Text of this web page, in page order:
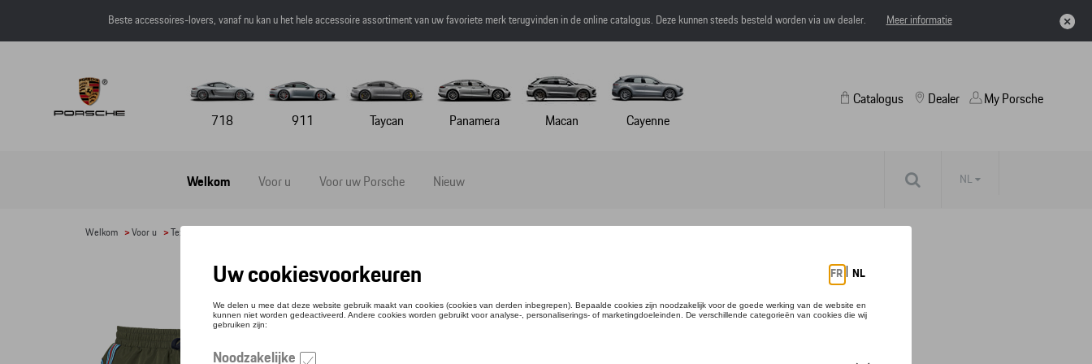
Beste accessoires-lovers, vanaf nu kan u het hele accessoire assortiment van uw favoriete merk terugvinden in de online catalogus. Deze kunnen steeds besteld worden via uw dealer. Meer informatie
718 911 Taycan Panamera Macan Cayenne
Catalogus
Welkom Voor u Voor uw Porsche Nieuw
Dealer My Porsche
NL
Welkom >Voor u >Textiel
ZWEMBROEK - MARTINI RACING - M
Referentie: WAP55400M0M0MR